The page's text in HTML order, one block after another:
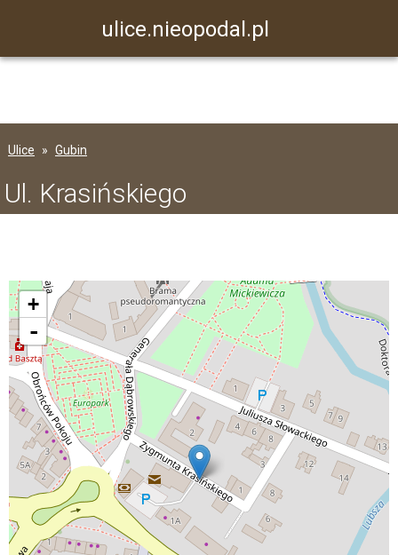
ulice.nieopodal.pl
Ulice Gubin
Ul. Krasińskiego
+
-